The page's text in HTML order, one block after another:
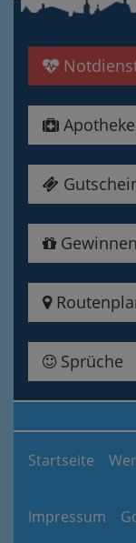
Gewinnen
Sprüche
Startseite
Impressum